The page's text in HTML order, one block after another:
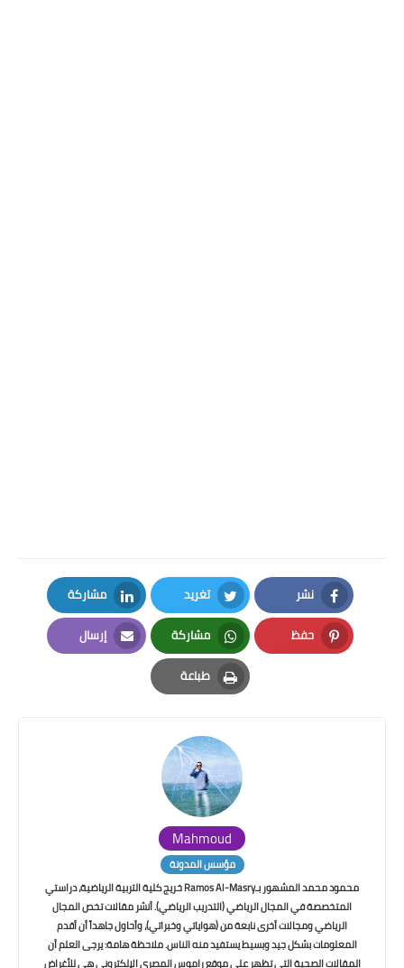
نشر
Facebook
تغريد
Twitter
مشاركة
LinkedIn
حفظ
Pinterest
مشاركة
Whatsapp
إرسال
Email
طباعة
Print
Mahmoud
مؤسس المدونة
محمود محمد المشهور بـRamos Al-Masry خريج كلية التربية الرياضية، دراستي
المتخصصة في المجال الرياضي (التدريب الرياضي). أنشر مقالات تخص المجال
الرياضي ومجالات أخرى نابعة من (هواياتي وخبراتي)، وأحاول جاهداً أن أقدم
المعلومات بشكل جيد وبسيط يستفيد منه الناس. ملاحظة هامة: يرجى العلم أن
المقالات الصحية التي تظهر على موقع راموس المصري الإلكتروني هي للأغراض